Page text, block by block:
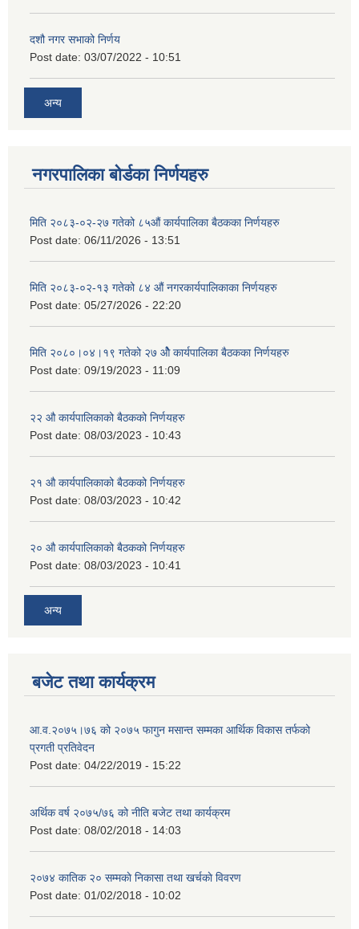
दशौ नगर सभाको निर्णय
Post date: 03/07/2022 - 10:51
अन्य
नगरपालिका बोर्डका निर्णयहरु
मिति २०८३-०२-२७ गतेको ८५औं कार्यपालिका बैठकका निर्णयहरु
Post date: 06/11/2026 - 13:51
मिति २०८३-०२-१३ गतेको ८४ औं नगरकार्यपालिकाका निर्णयहरु
Post date: 05/27/2026 - 22:20
मिति २०८०।०४।१९ गतेको २७ ‌‍‌ओेै कार्यपालिका बैठकका निर्णयहरु
Post date: 09/19/2023 - 11:09
२‍२ औ कार्यपालिकाको बैठकको निर्णयहरु
Post date: 08/03/2023 - 10:43
२‍१ औ कार्यपालिकाको बैठकको निर्णयहरु
Post date: 08/03/2023 - 10:42
२‍० औ कार्यपालिकाको बैठकको निर्णयहरु
Post date: 08/03/2023 - 10:41
अन्य
बजेट तथा कार्यक्रम
आ.व.२०७५।७६ को २०७५ फागुन मसान्त सम्मका आर्थिक विकास तर्फको
प्रगती प्रतिवेदन
Post date: 04/22/2019 - 15:22
अर्थिक वर्ष २०७५/७६ को नीति बजेट तथा कार्यक्रम
Post date: 08/02/2018 - 14:03
२०७४ कातिक २० सम्मकाे निकासा तथा खर्चकाे विवरण
Post date: 01/02/2018 - 10:02